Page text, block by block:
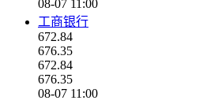
08-07 11:00
工商银行
672.84
676.35
672.84
676.35
08-07 11:00